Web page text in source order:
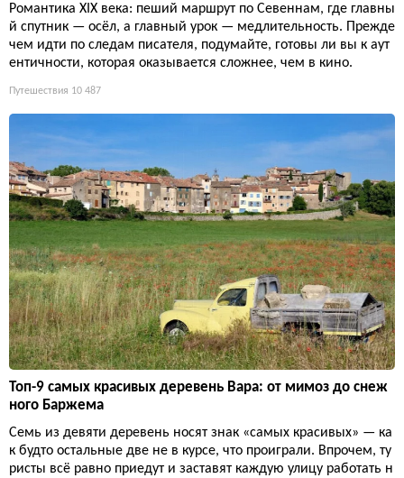
Романтика XIX века: пеший маршрут по Севеннам, где главны
й спутник — осёл, а главный урок — медлительность. Прежде
чем идти по следам писателя, подумайте, готовы ли вы к аут
ентичности, которая оказывается сложнее, чем в кино.
Путешествия 10 487
Топ-9 самых красивых деревень Вара: от мимоз до снеж
ного Баржема
Семь из девяти деревень носят знак «самых красивых» — ка
к будто остальные две не в курсе, что проиграли. Впрочем, ту
ристы всё равно приедут и заставят каждую улицу работать н